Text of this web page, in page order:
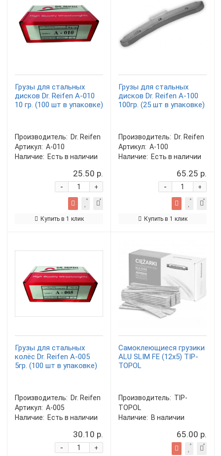
Грузы для стальных
дисков Dr. Reifen A-010
10 гр. (100 шт в упаковке)
Производитель: Dr. Reifen
Артикул: A-010
Наличие: Есть в наличии
25.50 р.
+
-
Купить в 1 клик
Грузы для стальных
дисков Dr. Reifen A-100
100гр. (25 шт в упаковке)
Производитель: Dr. Reifen
Артикул: A-100
Наличие: Есть в наличии
65.25 р.
+
-
Купить в 1 клик
Грузы для стальных
колёс Dr. Reifen A-005
5гр. (100 шт в упаковке)
Производитель: Dr. Reifen
Артикул: A-005
Наличие: Есть в наличии
30.10 р.
+
-
Самоклеющиеся грузики
ALU SLIM FE (12х5) TIP-
TOPOL
Производитель: TIP-
TOPOL
Наличие: В наличии
65.00 р.